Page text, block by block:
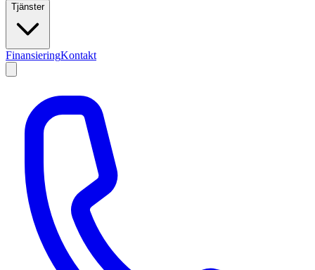
Tjänster
FinansieringKontakt